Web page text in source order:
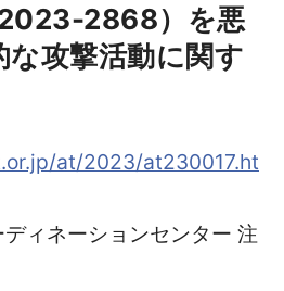
2868）を悪
な攻撃活動に関す
at/2023/at230017.ht
ィネーションセンター 注